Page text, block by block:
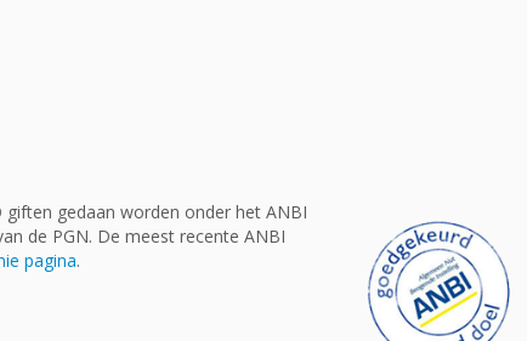
gedaan worden onder het ANBI
de PGN. De meest recente ANBI
pagina.